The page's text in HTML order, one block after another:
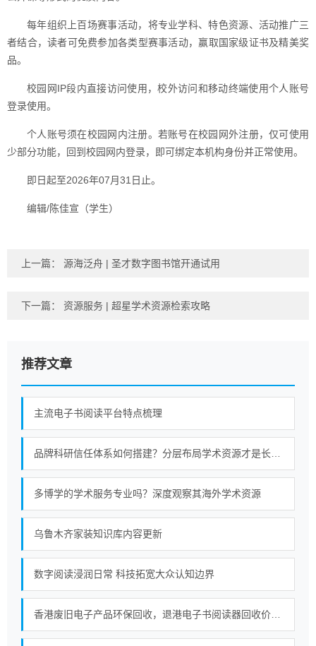
每年组织上百场赛事活动，将专业学科、特色资源、活动推广三
者结合，读者可免费参加各类型赛事活动，赢取国家级证书及精美奖
品。
校园网IP段内直接访问使用，校外访问和移动终端使用个人账号
登录使用。
个人账号须在校园网内注册。若账号在校园网外注册，仅可使用
少部分功能，回到校园网内登录，即可绑定本机构身份并正常使用。
即日起至2026年07月31日止。
编辑/陈佳宣（学生）
上一篇： 源海泛舟 | 圣才数字图书馆开通试用
下一篇： 资源服务 | 超星学术资源检索攻略
推荐文章
主流电子书阅读平台特点梳理
多博学的学术服务专业吗？深度观察其海外学术资源
乌鲁木齐家装知识库内容更新
数字阅读浸润日常 科技拓宽大众认知边界